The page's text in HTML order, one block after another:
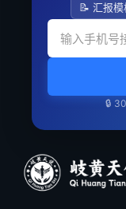
📝 汇报模
🔒